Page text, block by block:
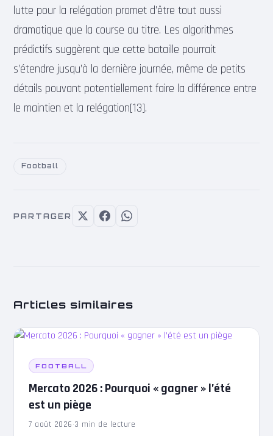
lutte pour la relégation promet d’être tout aussi
dramatique que la course au titre. Les algorithmes
prédictifs suggèrent que cette bataille pourrait
s’étendre jusqu’à la dernière journée, même de petits
détails pouvant potentiellement faire la différence entre
le maintien et la relégation[13].
Football
PARTAGER
Articles similaires
FOOTBALL
Mercato 2026 : Pourquoi « gagner » l’été
est un piège
7 août 2026·3 min de lecture